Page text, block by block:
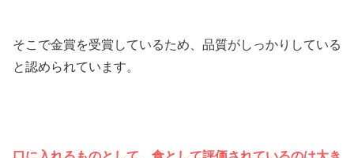
そこで金賞を受賞しているため、品質がしっかりしている
と認められています。